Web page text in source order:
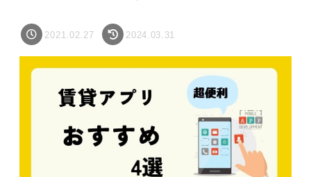
2021.02.27 2024.03.31